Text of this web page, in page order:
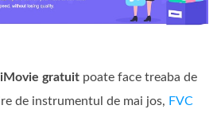
gratuit poate face treaba de
de instrumentul de mai jos, FVC